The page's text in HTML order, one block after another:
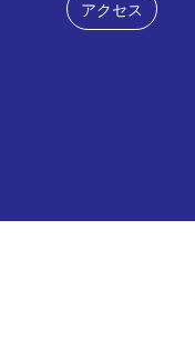
アクセス